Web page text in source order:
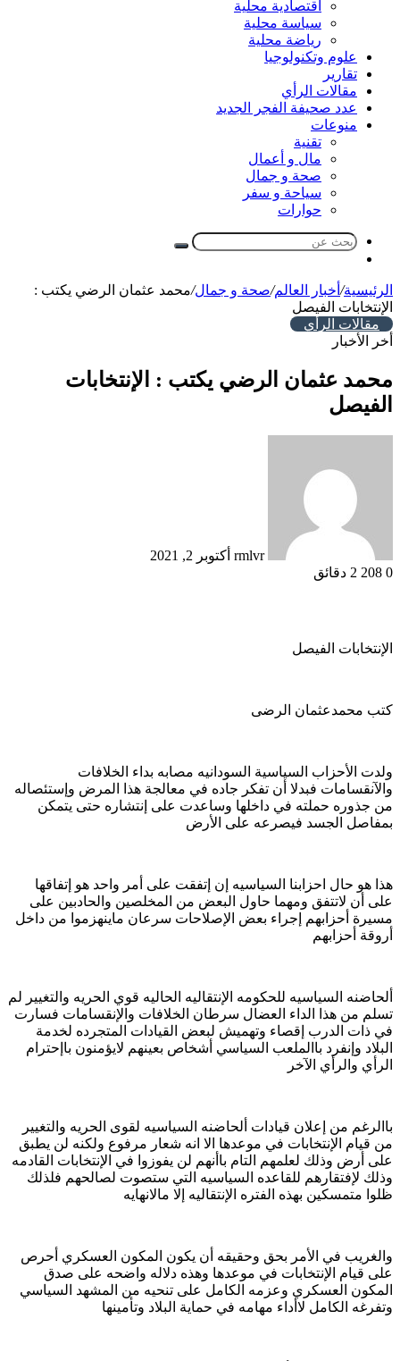
اقتصادية محلية
سياسة محلية
رياضة محلية
علوم وتكنولوجيا
تقارير
مقالات الرأي
عدد صحيفة الفجر الجديد
منوعات
تقنية
مال و أعمال
صحة و جمال
سياحة و سفر
حوارات
بحث
الرئيسية/ أخبار العالم/صحة و جمال/محمد عثمان الرضي يكتب :
الإنتخابات الفيصل
مقالات الرأي
أخر الأخبار
محمد عثمان الرضي يكتب : الإنتخابات
الفيصل
rmlvr أكتوبر 2, 2021
0
2 دقائق
الإنتخابات الفيصل
كتب محمدعثمان الرضى
ولدت الأحزاب السياسية السودانيه مصابه بداء الخلافات
والآنقسامات فبدلا أن تفكر جاده في معالجة هذا المرض وإستئصاله
من جذوره حملته في داخلها وساعدت على إنتشاره حتى يتمكن
بمفاصل الجسد فيصرعه على الأرض
هذا هو حال احزابنا السياسيه إن إتفقت على أمر واحد هو إتفاقها
على أن لاتتفق ومهما حاول البعض من المخلصين والحادبين على
مسيرة أحزابهم إجراء بعض الإصلاحات سرعان ماينهزموا من داخل
أروقة أحزابهم
ألحاضنه السياسيه للحكومه الإنتقاليه الحاليه قوي الحريه والتغيير لم
تسلم من هذا الداء العضال سرطان الخلافات والإنقسامات فسارت
في ذات الدرب إقصاء وتهميش لبعض القيادات المتجرده لخدمة
البلاد وإنفرد باالملعب السياسي أشخاص بعينهم لايؤمنون باإحترام
الرأي والرأي الآخر
باالرغم من إعلان قيادات ألحاضنه السياسيه لقوى الحريه والتغيير
من قيام الإنتخابات في موعدها الا انه شعار مرفوع ولكنه لن يطبق
على أرض وذلك لعلمهم التام باأنهم لن يفوزوا في الإنتخابات القادمه
وذلك لإفتقارهم للقاعده السياسيه التي ستصوت لصالحهم فلذلك
ظلوا متمسكين بهذه الفتره الإنتقاليه إلا مالانهايه
والغريب في الأمر بحق وحقيقه أن يكون المكون العسكري أحرص
على قيام الإنتخابات في موعدها وهذه دلاله واضحه على صدق
المكون العسكري وعزمه الكامل على تنحيه من المشهد السياسي
وتفرغه الكامل لاأداء مهامه في حماية البلاد وتأمينها